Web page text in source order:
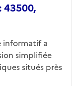
43500,
informatif a
simplifiée
situés près